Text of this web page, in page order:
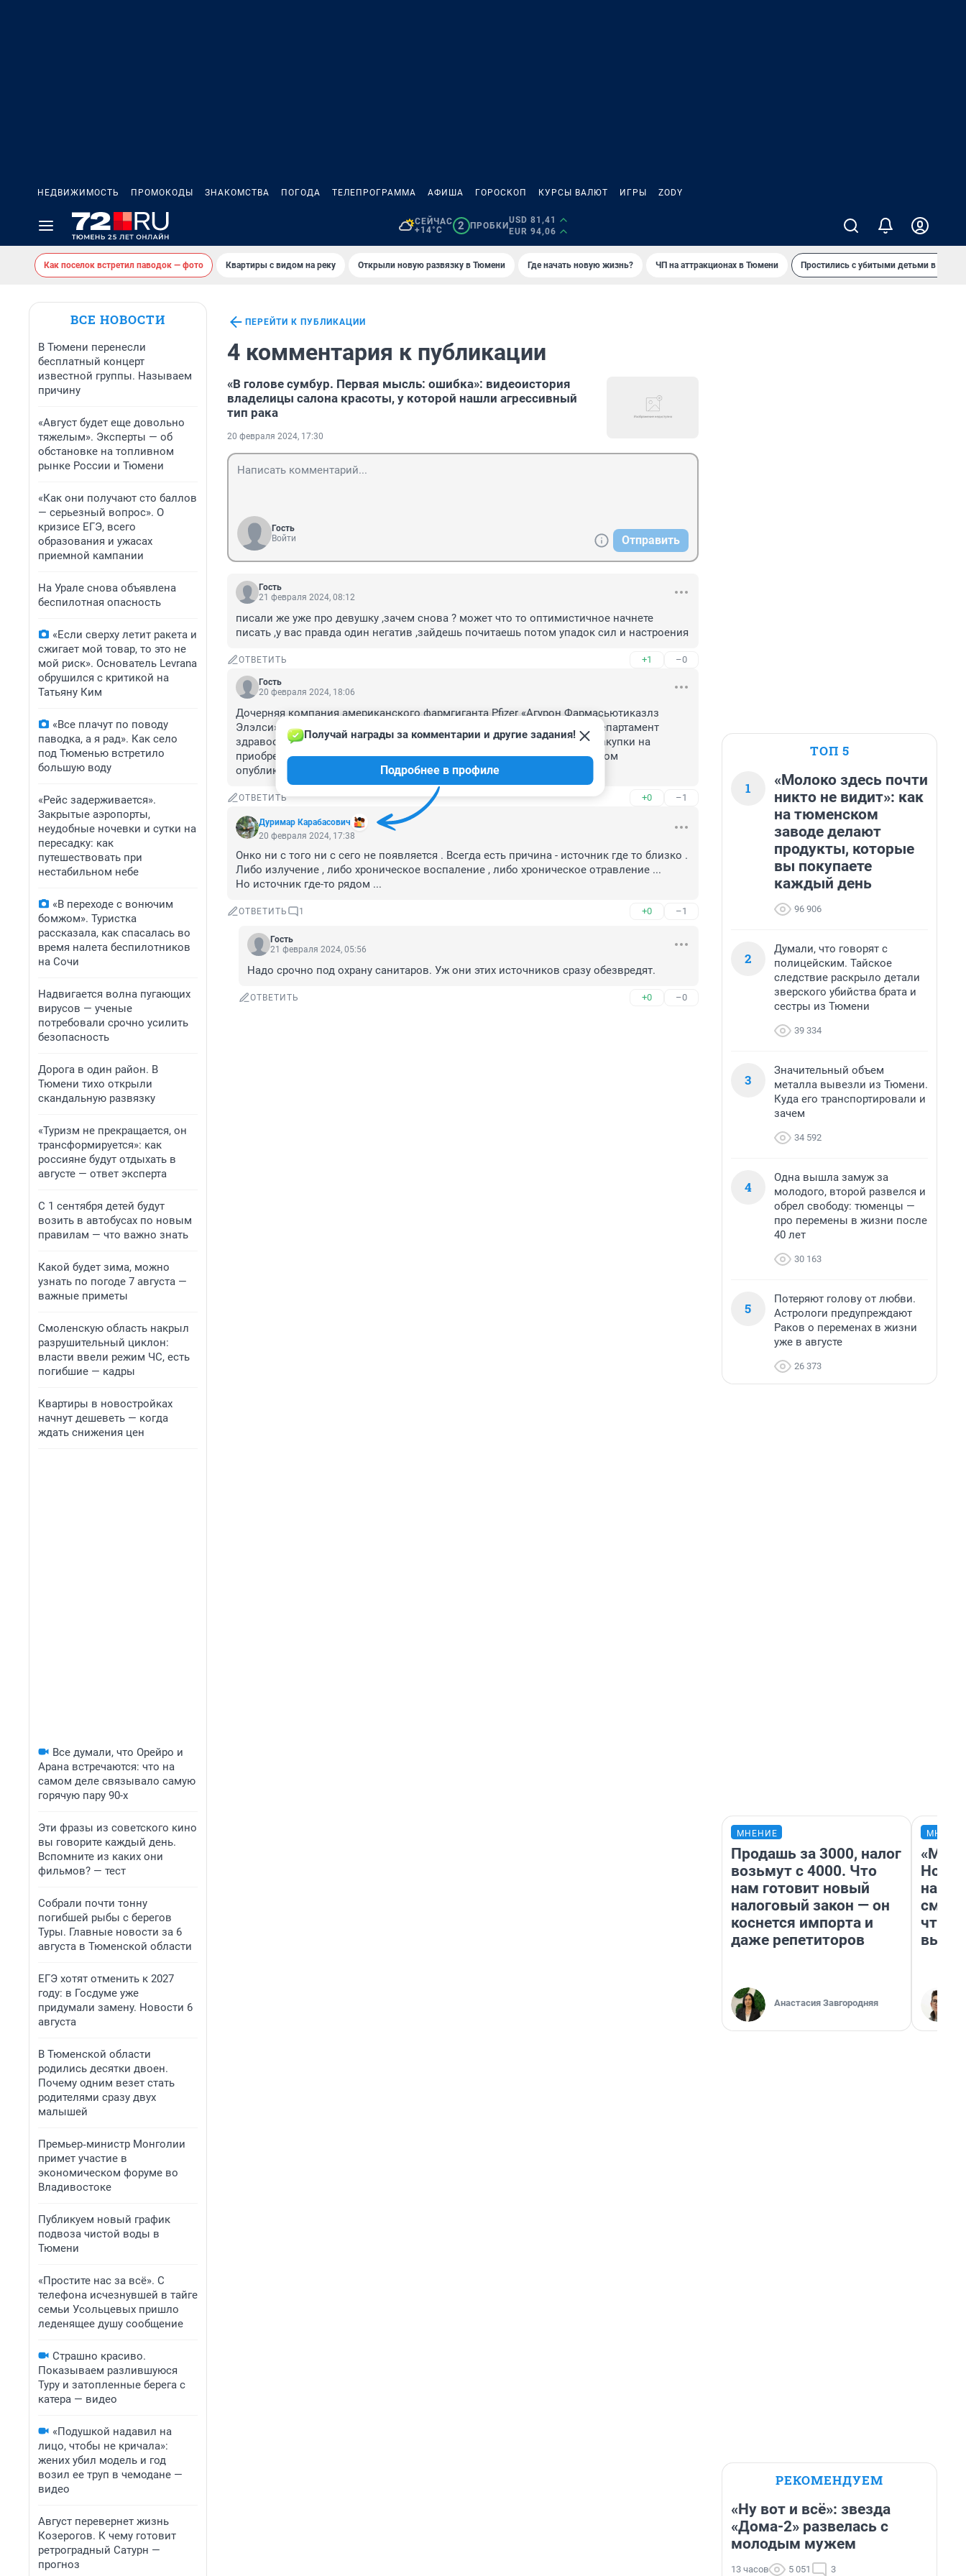
НЕДВИЖИМОСТЬ ПРОМОКОДЫ ЗНАКОМСТВА ПОГОДА ТЕЛЕПРОГРАММА АФИША ГОРОСКОП КУРСЫ ВАЛЮТ ИГРЫ ZODY
СЕЙЧАС
+14°C
2 ПРОБКИ
USD 81,41
EUR 94,06
Как поселок встретил паводок — фото Квартиры с видом на реку Открыли новую развязку в Тюмени Где начать новую жизнь? ЧП на аттракционах в Тюмени Простились с убитыми детьми в
ВСЕ НОВОСТИ
В Тюмени перенесли
бесплатный концерт
известной группы. Называем
причину
«Август будет еще довольно
тяжелым». Эксперты — об
обстановке на топливном
рынке России и Тюмени
«Как они получают сто баллов
— серьезный вопрос». О
кризисе ЕГЭ, всего
образования и ужасах
приемной кампании
На Урале снова объявлена
беспилотная опасность
«Если сверху летит ракета и
сжигает мой товар, то это не
мой риск». Основатель Levrana
обрушился с критикой на
Татьяну Ким
«Все плачут по поводу
паводка, а я рад». Как село
под Тюменью встретило
большую воду
«Рейс задерживается».
Закрытые аэропорты,
неудобные ночевки и сутки на
пересадку: как
путешествовать при
нестабильном небе
«В переходе с вонючим
бомжом». Туристка
рассказала, как спасалась во
время налета беспилотников
на Сочи
Надвигается волна пугающих
вирусов — ученые
потребовали срочно усилить
безопасность
Дорога в один район. В
Тюмени тихо открыли
скандальную развязку
«Туризм не прекращается, он
трансформируется»: как
россияне будут отдыхать в
августе — ответ эксперта
С 1 сентября детей будут
возить в автобусах по новым
правилам — что важно знать
Какой будет зима, можно
узнать по погоде 7 августа —
важные приметы
Смоленскую область накрыл
разрушительный циклон:
власти ввели режим ЧС, есть
погибшие — кадры
Квартиры в новостройках
начнут дешеветь — когда
ждать снижения цен
Все думали, что Орейро и
Арана встречаются: что на
самом деле связывало самую
горячую пару 90-х
Эти фразы из советского кино
вы говорите каждый день.
Вспомните из каких они
фильмов? — тест
Собрали почти тонну
погибшей рыбы с берегов
Туры. Главные новости за 6
августа в Тюменской области
ЕГЭ хотят отменить к 2027
году: в Госдуме уже
придумали замену. Новости 6
августа
В Тюменской области
родились десятки двоен.
Почему одним везет стать
родителями сразу двух
малышей
Премьер‑министр Монголии
примет участие в
экономическом форуме во
Владивостоке
Публикуем новый график
подвоза чистой воды в
Тюмени
«Простите нас за всё». С
телефона исчезнувшей в тайге
семьи Усольцевых пришло
леденящее душу сообщение
Страшно красиво.
Показываем разлившуюся
Туру и затопленные берега с
катера — видео
«Подушкой надавил на
лицо, чтобы не кричала»:
жених убил модель и год
возил ее труп в чемодане —
видео
Август перевернет жизнь
Козерогов. К чему готовит
ретроградный Сатурн —
прогноз
ПЕРЕЙТИ К ПУБЛИКАЦИИ
4 комментария к публикации
«В голове сумбур. Первая мысль: ошибка»: видеоистория
владелицы салона красоты, у которой нашли агрессивный
тип рака
20 февраля 2024, 17:30
Гость
Войти
Отправить
Гость
21 февраля 2024, 08:12
писали же уже про девушку ,зачем снова ? может что то оптимистичное начнете
писать ,у вас правда один негатив ,зайдешь почитаешь потом упадок сил и настроения
ОТВЕТИТЬ +1 –0
Гость
20 февраля 2024, 18:06
Дочерняя компания американского фармгиганта Pfizer «Агурон Фармасьютиказлз
Элэлси» через представителей в России подала в суд на тюменский департамент
здравоохранения. Причиной иска стало проведение ведомством госзакупки на
приобретение препарата от онкологии «Акситиниб». Информация об этом
опубликована в картотеке арбитражных дел.
ОТВЕТИТЬ +0 –1
Дуримар Карабасович
Получай награды за комментарии и другие задания!
Подробнее в профиле
20 февраля 2024, 17:38
Онко ни с того ни с сего не появляется . Всегда есть причина - источник где то близко .
Либо излучение , либо хроническое воспаление , либо хроническое отравление ...
Но источник где-то рядом ...
ОТВЕТИТЬ 1 +0 –1
Гость
21 февраля 2024, 05:56
Надо срочно под охрану санитаров. Уж они этих источников сразу обезвредят.
ОТВЕТИТЬ +0 –0
ТОП 5
1
«Молоко здесь почти
никто не видит»: как
на тюменском
заводе делают
продукты, которые
вы покупаете
каждый день
96 906
2
Думали, что говорят с
полицейским. Тайское
следствие раскрыло детали
зверского убийства брата и
сестры из Тюмени
39 334
3
Значительный объем
металла вывезли из Тюмени.
Куда его транспортировали и
зачем
34 592
4
Одна вышла замуж за
молодого, второй развелся и
обрел свободу: тюменцы —
про перемены в жизни после
40 лет
30 163
5
Потеряют голову от любви.
Астрологи предупреждают
Раков о переменах в жизни
уже в августе
26 373
МНЕНИЕ
Продашь за 3000, налог
возьмут с 4000. Что
нам готовит новый
налоговый закон — он
коснется импорта и
даже репетиторов
Анастасия Завгородняя
«Мы
РЕКОМЕНДУЕМ
«Ну вот и всё»: звезда
«Дома-2» развелась с
молодым мужем
13 часов 5 051 3